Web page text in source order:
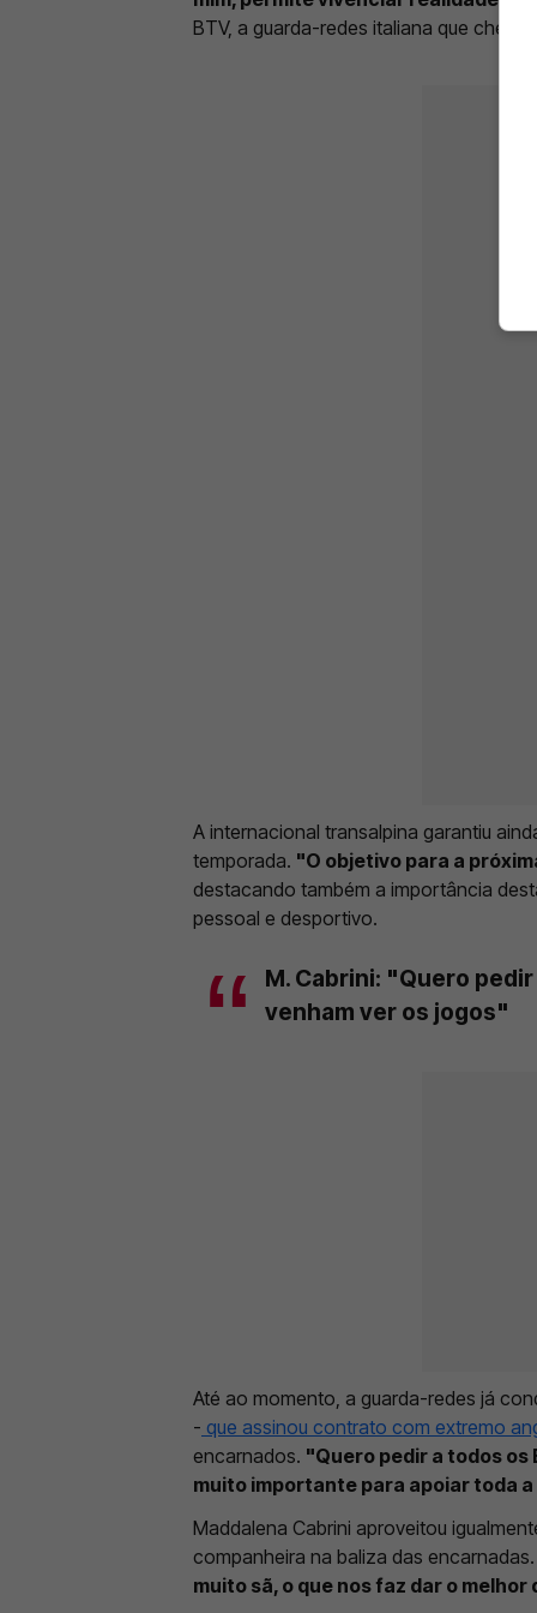
BTV, a guarda-redes italiana que
A internacional transalpina garantiu
temporada. "O objetivo para a
destacando também a importância
pessoal e desportivo.
M. Cabrini: "Quero
venham ver os jogos"
Até ao momento, a guarda-redes já
- que assinou contrato com extremo
encarnados. "Quero pedir a todos os
muito importante para apoiar toda
Maddalena Cabrini aproveitou
companheira na baliza das encarnadas.
muito sã, o que nos faz dar o